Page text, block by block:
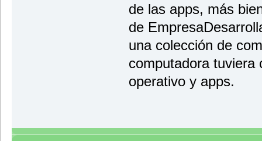
de las apps, más
de
una colección de
computadora tuviera
operativo y apps.